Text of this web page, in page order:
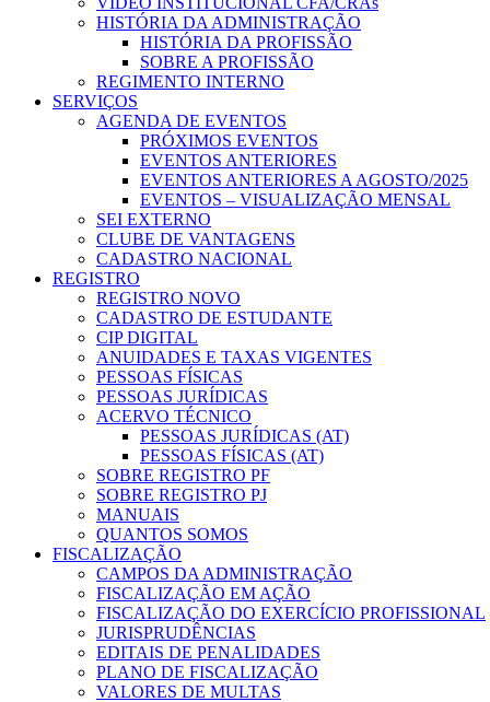
HISTÓRIA DA ADMINISTRAÇÃO
HISTÓRIA DA PROFISSÃO
SOBRE A PROFISSÃO
REGIMENTO INTERNO
SERVIÇOS
AGENDA DE EVENTOS
PRÓXIMOS EVENTOS
EVENTOS ANTERIORES
EVENTOS ANTERIORES A AGOSTO/2025
EVENTOS – VISUALIZAÇÃO MENSAL
SEI EXTERNO
CLUBE DE VANTAGENS
CADASTRO NACIONAL
REGISTRO
REGISTRO NOVO
CADASTRO DE ESTUDANTE
CIP DIGITAL
ANUIDADES E TAXAS VIGENTES
PESSOAS FÍSICAS
PESSOAS JURÍDICAS
ACERVO TÉCNICO
PESSOAS JURÍDICAS (AT)
PESSOAS FÍSICAS (AT)
SOBRE REGISTRO PF
SOBRE REGISTRO PJ
MANUAIS
QUANTOS SOMOS
FISCALIZAÇÃO
CAMPOS DA ADMINISTRAÇÃO
FISCALIZAÇÃO EM AÇÃO
FISCALIZAÇÃO DO EXERCÍCIO PROFISSIONAL
JURISPRUDÊNCIAS
EDITAIS DE PENALIDADES
PLANO DE FISCALIZAÇÃO
VALORES DE MULTAS